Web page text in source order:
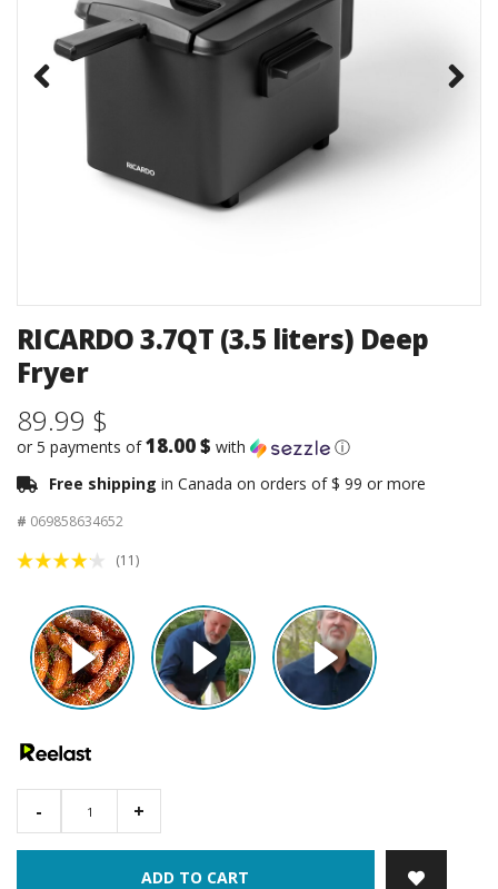
RICARDO 3.7QT (3.5 liters) Deep
Fryer
89.99 $
or 5 payments of18.00 $ with
ⓘ
Free shipping in Canada on orders of $ 99 or more
# 069858634652
(11)
- +
ADD TO CART